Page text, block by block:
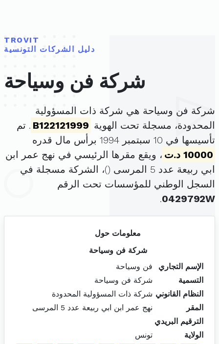
TROVIT
دليل الشركات التونسية
شركة فن وسياحة
شركة فن وسياحة هي شركة ذات المسؤولية
المحدودة، مسجلة تحت الهوية B122121999 . تم
تأسيسها في 10 سبتمبر 1994 برأس مال قدره
10000 د.ت
، ويقع مقرها الرئيسي في نهج عمر ابن
ابي ربيعة عدد 5 المرسى (
)، الشركة مسجلة في
السجل الوطني للمؤسسات تحت الرقم
0429792W
.
معلومات حول
شركة فن وسياحة
الإسم التجاري
فن وسياحة
التسمية
شركة فن وسياحة
النظام القانوني شركة ذات المسؤولية المحدودة
المقر
نهج عمر ابن ابي ربيعة عدد 5 المرسى
الترقيم البريدي
الولاية
تونس